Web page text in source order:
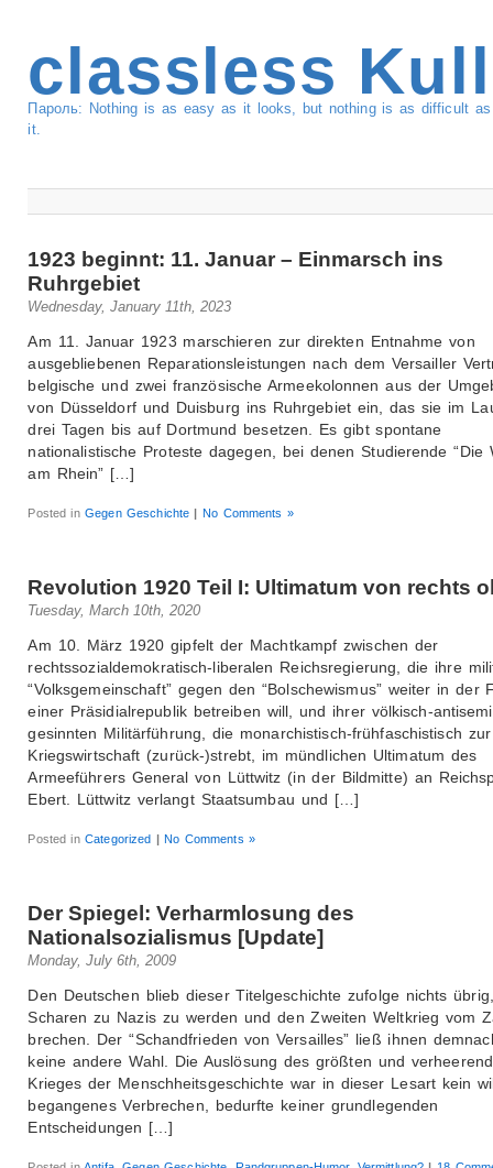
classless
Пароль: Nothing is as easy as it looks, but nothing is as difficult
it.
1923 beginnt: 11. Januar – Einmarsch ins
Ruhrgebiet
Wednesday, January 11th, 2023
Am 11. Januar 1923 marschieren zur direkten Entnahme von
ausgebliebenen Reparationsleistungen nach dem Versailler
belgische und zwei französische Armeekolonnen aus der
von Düsseldorf und Duisburg ins Ruhrgebiet ein, das sie im
drei Tagen bis auf Dortmund besetzen. Es gibt spontane
nationalistische Proteste dagegen, bei denen Studierende “Die
am Rhein” […]
Posted inGegen Geschichte | No Comments »
Revolution 1920 Teil I: Ultimatum von rechts
Tuesday, March 10th, 2020
Am 10. März 1920 gipfelt der Machtkampf zwischen der
rechtssozialdemokratisch-liberalen Reichsregierung, die ihre
“Volksgemeinschaft” gegen den “Bolschewismus” weiter in der
einer Präsidialrepublik betreiben will, und ihrer völkisch-
gesinnten Militärführung, die monarchistisch-frühfaschistisch
Kriegswirtschaft (zurück-)strebt, im mündlichen Ultimatum des
Armeeführers General von Lüttwitz (in der Bildmitte) an
Ebert. Lüttwitz verlangt Staatsumbau und […]
Posted inCategorized | No Comments »
Der Spiegel: Verharmlosung des
Nationalsozialismus [Update]
Monday, July 6th, 2009
Den Deutschen blieb dieser Titelgeschichte zufolge nichts
Scharen zu Nazis zu werden und den Zweiten Weltkrieg vom
brechen. Der “Schandfrieden von Versailles” ließ ihnen
keine andere Wahl. Die Auslösung des größten und
Krieges der Menschheitsgeschichte war in dieser Lesart kein
begangenes Verbrechen, bedurfte keiner grundlegenden
Entscheidungen […]